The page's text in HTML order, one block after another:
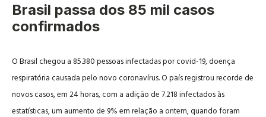
Brasil passa dos 85 mil casos
confirmados
O Brasil chegou a 85.380 pessoas infectadas por covid-19, doença
respiratória causada pelo novo coronavírus. O país registrou recorde de
novos casos, em 24 horas, com a adição de 7.218 infectados às
estatísticas, um aumento de 9% em relação a ontem, quando foram